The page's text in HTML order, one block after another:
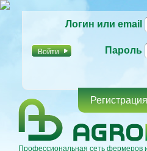
основному
Логин или email
Пароль
Регистрация
Профессиональная сеть фермеров